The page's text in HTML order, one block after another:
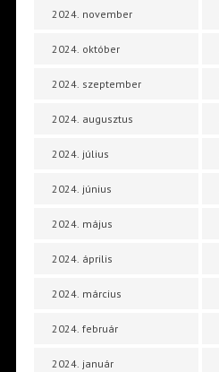
2024. november
2024. október
2024. szeptember
2024. augusztus
2024. július
2024. június
2024. május
2024. április
2024. március
2024. február
2024. január